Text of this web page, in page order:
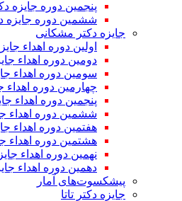
پنجمین دوره جایزه
ششمین دوره جایزه
جایزه دکتر مشکانی
اولین دوره اهداء
دومین دوره اهداء
سومین دوره اهداء
چهارمین دوره اهداء
پنجمین دوره اهداء
ششمین دوره اهداء
هفتمین دوره اهداء
هشتمین دوره اهداء
نهمین دوره اهداء
دهمین دوره اهداء
پیشکسوت‌های آمار
جایزه دکتر تاتا